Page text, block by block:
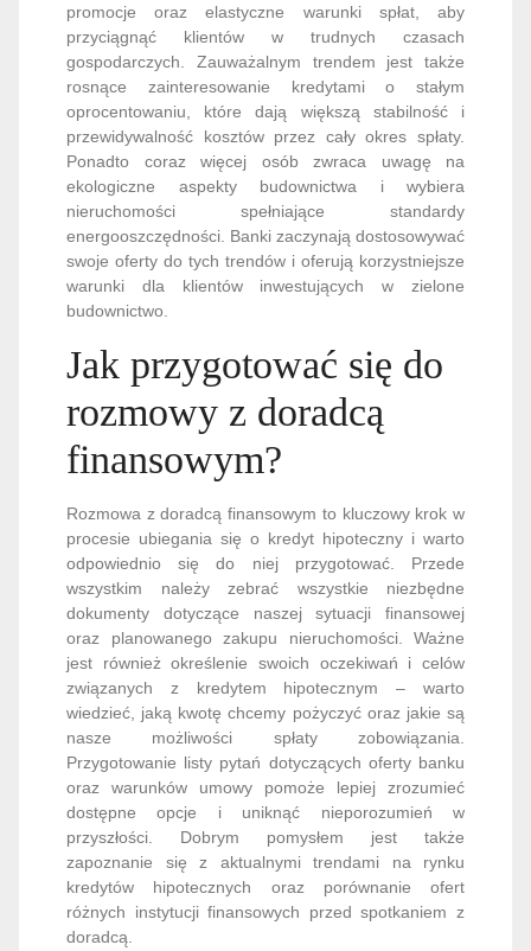
promocje oraz elastyczne warunki spłat, aby
przyciągnąć klientów w trudnych czasach
gospodarczych. Zauważalnym trendem jest także
rosnące zainteresowanie kredytami o stałym
oprocentowaniu, które dają większą stabilność i
przewidywalność kosztów przez cały okres spłaty.
Ponadto coraz więcej osób zwraca uwagę na
ekologiczne aspekty budownictwa i wybiera
nieruchomości spełniające standardy
energooszczędności. Banki zaczynają dostosowywać
swoje oferty do tych trendów i oferują korzystniejsze
warunki dla klientów inwestujących w zielone
budownictwo.
Jak przygotować się do
rozmowy z doradcą
finansowym?
Rozmowa z doradcą finansowym to kluczowy krok w
procesie ubiegania się o kredyt hipoteczny i warto
odpowiednio się do niej przygotować. Przede
wszystkim należy zebrać wszystkie niezbędne
dokumenty dotyczące naszej sytuacji finansowej
oraz planowanego zakupu nieruchomości. Ważne
jest również określenie swoich oczekiwań i celów
związanych z kredytem hipotecznym – warto
wiedzieć, jaką kwotę chcemy pożyczyć oraz jakie są
nasze możliwości spłaty zobowiązania.
Przygotowanie listy pytań dotyczących oferty banku
oraz warunków umowy pomoże lepiej zrozumieć
dostępne opcje i uniknąć nieporozumień w
przyszłości. Dobrym pomysłem jest także
zapoznanie się z aktualnymi trendami na rynku
kredytów hipotecznych oraz porównanie ofert
różnych instytucji finansowych przed spotkaniem z
doradcą.